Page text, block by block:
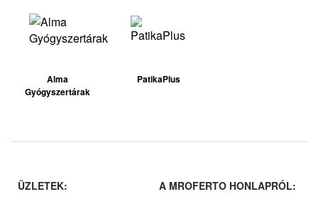
Alma
Gyógyszertárak
PatikaPlus
ÜZLETEK:
A MROFERTO HONLAPRÓL: